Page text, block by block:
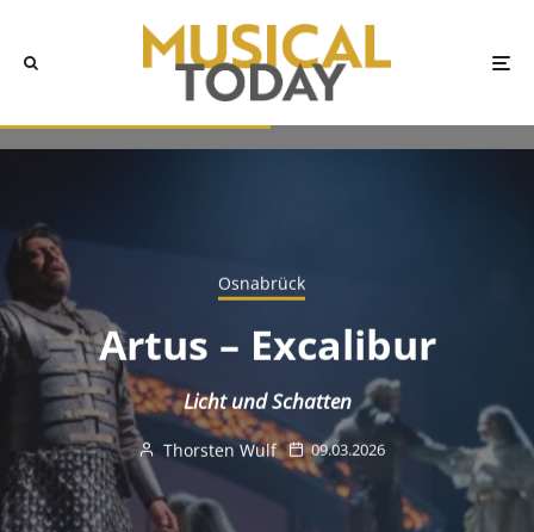
Osnabrück
Artus – Excalibur
Licht und Schatten
Thorsten Wulf 09.03.2026